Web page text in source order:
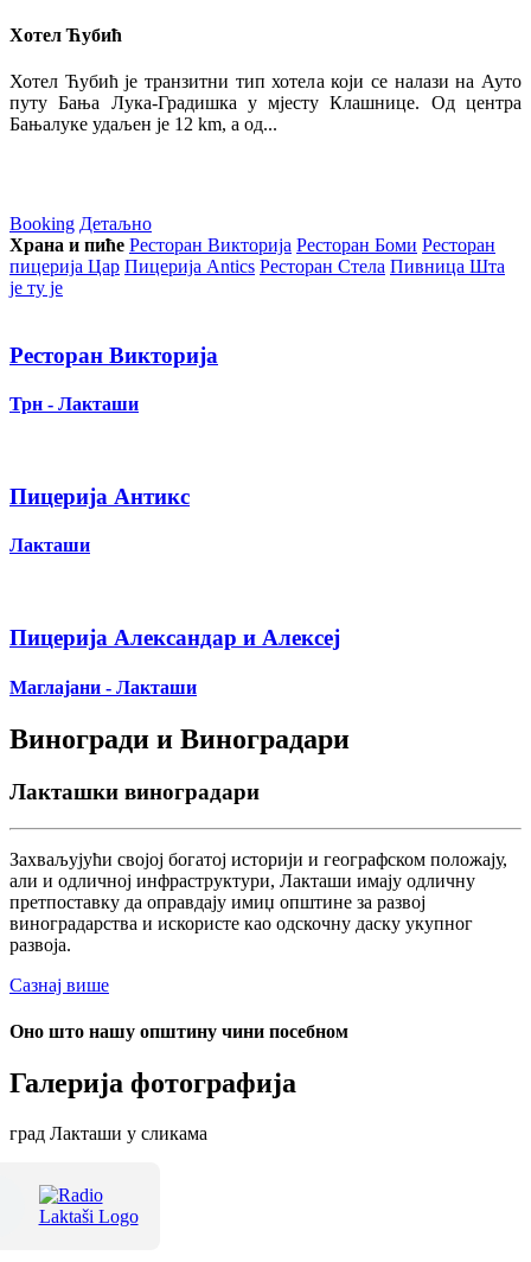
Хотел Ћубић
Хотел Ћубић је транзитни тип хотела који се налази на Ауто
путу Бања Лука-Градишка у мјесту Клашнице. Од центра
Бањалуке удаљен је 12 km, а од...
Booking Детаљно
Храна и пиће Ресторан Викторија Ресторан Боми Ресторан
пицерија Цар Пицерија Аntics Ресторан Стела Пивница Шта
је ту је
Ресторан Викторија
Трн - Лакташи
Пицерија Антикс
Лакташи
Пицерија Александар и Алексеј
Маглајани - Лакташи
Виногради и Виноградари
Лакташки виноградари
Захваљујући својој богатој историји и географском положају,
али и одличној инфраструктури, Лакташи имају одличну
претпоставку да оправдају имиџ општине за развој
виноградарства и искористе као одскочну даску укупног
развоја.
Сазнај више
Оно што нашу општину чини посебном
Галерија фотографија
град Лакташи у сликама
Терме Лакташи